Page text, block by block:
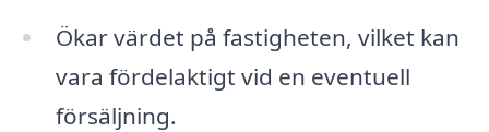
Ökar värdet på fastigheten, vilket kan
vara fördelaktigt vid en eventuell
försäljning.